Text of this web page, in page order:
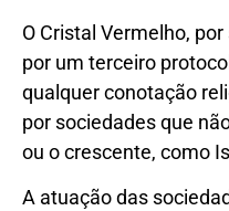
O Cristal Vermelho,
por um terceiro
qualquer conotação
por sociedades que
ou o crescente, como
A atuação das